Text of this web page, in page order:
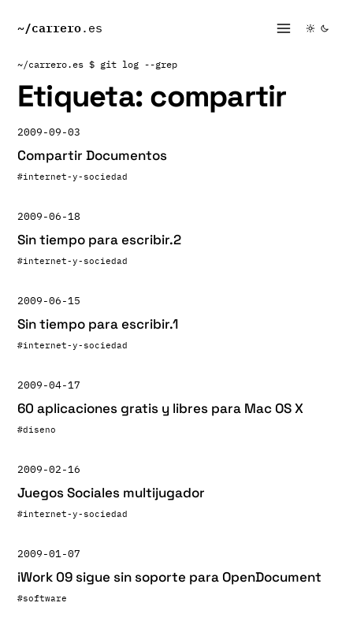
~/carrero.es
~/carrero.es $ git log --grep
Etiqueta: compartir
2009-09-03
Compartir Documentos
#internet-y-sociedad
2009-06-18
Sin tiempo para escribir.2
#internet-y-sociedad
2009-06-15
Sin tiempo para escribir.1
#internet-y-sociedad
2009-04-17
60 aplicaciones gratis y libres para Mac OS X
#diseno
2009-02-16
Juegos Sociales multijugador
#internet-y-sociedad
2009-01-07
iWork 09 sigue sin soporte para OpenDocument
#software